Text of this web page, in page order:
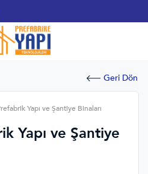
Geri Dön
Yapı ve Şantiye Binaları
Yapı ve Şantiye